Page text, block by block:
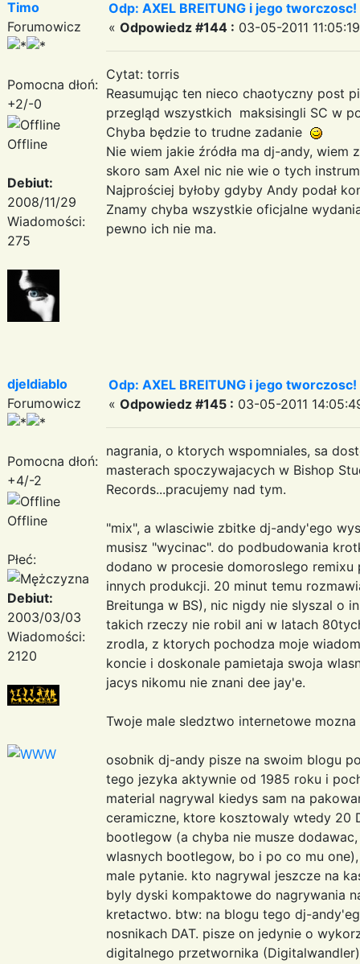
Timo
Forumowicz
Pomocna dłoń:
+2/-0
Offline
Debiut:
2008/11/29
Wiadomości:
275
Odp: AXEL BREITUNG i jego
« Odpowiedz #144 : 03-05-2011
Cytat: torris
Reasumując ten nieco chaotyczny post
przegląd wszystkich maksisingli SC w
Chyba będzie to trudne zadanie
Nie wiem jakie źródła ma dj-andy,
skoro sam Axel nic nie wie o tych
Najprościej byłoby gdyby Andy podał
Znamy chyba wszystkie oficjalne
pewno ich nie ma.
djeldiablo
Forumowicz
Pomocna dłoń:
+4/-2
Offline
Płeć:
Debiut:
2003/03/03
Wiadomości:
2120
Odp: AXEL BREITUNG i jego
« Odpowiedz #145 : 03-05-2011
nagrania, o ktorych wspomniales, sa
masterach spoczywajacych w Bishop
Records...pracujemy nad tym.
"mix", a wlasciwie zbitke dj-andy'ego
musisz "wycinac". do podbudowania
dodano w procesie domoroslego remixu
innych produkcji. 20 minut temu
Breitunga w BS), nic nigdy nie slyszal o
takich rzeczy nie robil ani w latach
zrodla, z ktorych pochodza moje
koncie i doskonale pamietaja swoja
jacys nikomu nie znani dee jay'e.
Twoje male sledztwo internetowe
osobnik dj-andy pisze na swoim blogu
tego jezyka aktywnie od 1985 roku i
material nagrywal kiedys sam na
ceramiczne, ktore kosztowaly wtedy 20
bootlegow (a chyba nie musze
wlasnych bootlegow, bo i po co mu
male pytanie. kto nagrywal jeszcze na
byly dyski kompaktowe do nagrywania
kretactwo. btw: na blogu tego dj-
nosnikach DAT. pisze on jedynie o
digitalnego przetwornika